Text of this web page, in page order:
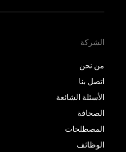
الشركة
من نحن
اتصل بنا
الأسئلة الشائعة
الصحافة
المصطلحات
الوظائف